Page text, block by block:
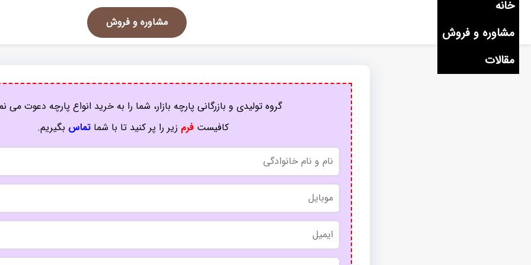
خانه
مشاوره و فروش
مقالات
مشاوره و فروش
گروه تولیدی و بازرگانی پارچه بازار، شما را به خرید انواع پارچه دعوت می
کافیستفرم زیر را پر کنید تا با شماتماس بگیریم.